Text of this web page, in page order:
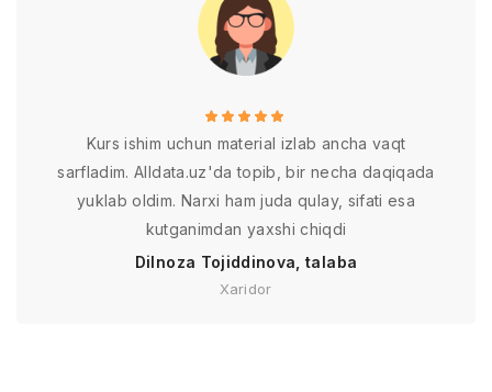
Kurs ishim uchun material izlab ancha vaqt
sarfladim. Alldata.uz'da topib, bir necha daqiqada
yuklab oldim. Narxi ham juda qulay, sifati esa
kutganimdan yaxshi chiqdi
Dilnoza Tojiddinova, talaba
Xaridor